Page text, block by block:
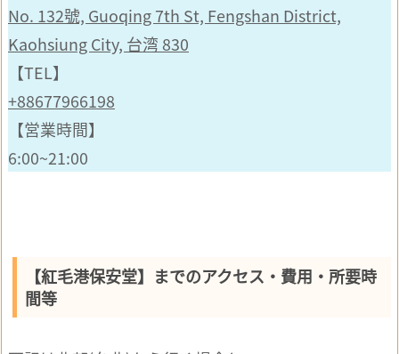
No. 132號, Guoqing 7th St, Fengshan District,
Kaohsiung City, 台湾 830
【TEL】
+88677966198
【営業時間】
6:00~21:00
【紅毛港保安堂】までのアクセス・費用・所要時
間等